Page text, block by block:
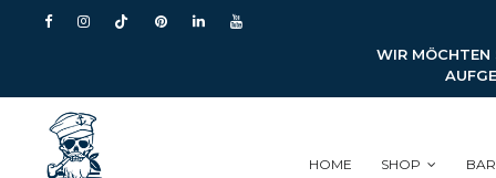
WIR MÖCHTEN
HOME SHOP